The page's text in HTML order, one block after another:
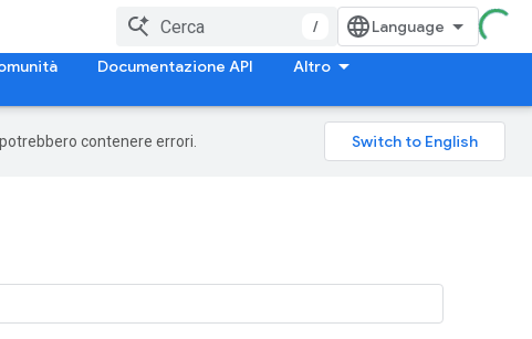
/
Documentazione API Altro
contenere errori.